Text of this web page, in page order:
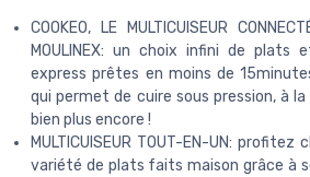
COOKEO, LE MULTICUISEUR
MOULINEX: un choix infini de plats
express prêtes en moins de
qui permet de cuire sous pression, à
bien plus encore !
MULTICUISEUR TOUT-EN-UN:
variété de plats faits maison grâce à